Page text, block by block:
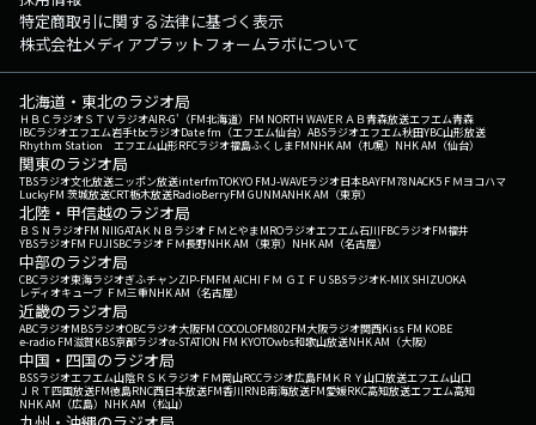
特定商取引に関する法律に基づく表示
株式会社メディアプラットフォームラボについて
北海道・東北のラジオ局
ＨＢＣラジオＳＴＶラジオAIR-G'（FM北海道） FM NORTH WAVEＲＡＢ青森放送エフエム青森
IBCラジオエフエム岩手tbcラジオDate fm（エフエム仙台） ABSラジオエフエム秋田YBC山形放送
Rhythm Station エフエム山形RFCラジオ福島ふくしまFMNHK AM（札幌） NHK AM（仙台）
関東のラジオ局
TBSラジオ文化放送ニッポン放送interfmTOKYO FMJ-WAVEラジオ日本BAYFM78NACK5 ＦＭヨコハマ
LuckyFM 茨城放送CRT栃木放送RadioBerryFM GUNMANHK AM（東京）
北陸・甲信越のラジオ局
ＢＳＮラジオFM NIIGATAＫＮＢラジオ ＦＭとやまMROラジオエフエム石川FBCラジオFM福井
YBSラジオFM FUJISBCラジオ ＦＭ長野NHK AM（東京） NHK AM（名古屋）
中部のラジオ局
CBCラジオ東海ラジオぎふチャンZIP-FMFM AICHI ＦＭ ＧＩＦＵ SBSラジオK-MIX SHIZUOKA
レディオキューブ ＦＭ三重NHK AM（名古屋）
近畿のラジオ局
ABCラジオMBSラジオOBCラジオ大阪FM COCOLOFM802FM大阪ラジオ関西Kiss FM KOBE
e-radio FM滋賀KBS京都ラジオα-STATION FM KYOTOwbs和歌山放送NHK AM（大阪）
中国・四国のラジオ局
BSSラジオエフエム山陰ＲＳＫラジオ ＦＭ岡山RCCラジオ広島FM ＫＲＹ山口放送エフエム山口
ＪＲＴ四国放送FM徳島RNC西日本放送FM香川RNB南海放送FM愛媛RKC高知放送エフエム高知
NHK AM（広島） NHK AM（松山）